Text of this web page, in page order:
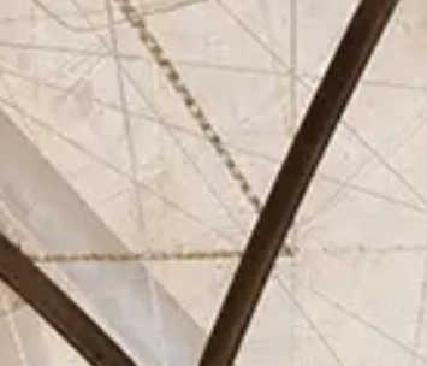
Contacto